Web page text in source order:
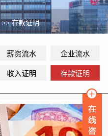
>>存款证明
薪资流水 企业流水
收入证明 存款证明